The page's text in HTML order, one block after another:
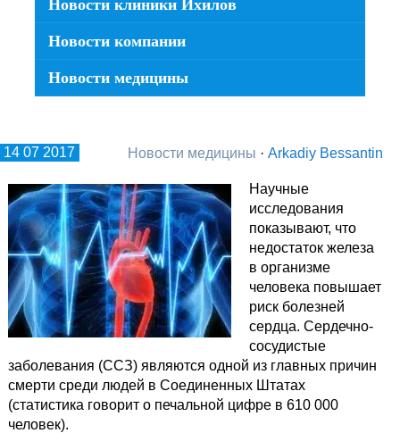
Новости клиники Ихилов
Новости компании
Новости медицины
14 07 2017 Новости медицины · Arkadiy Bessantin
Научные
исследования
показывают, что
недостаток железа
в организме
человека повышает
риск болезней
сердца. Сердечно-
сосудистые
заболевания (ССЗ) являются одной из главных причин
смерти среди людей в Соединенных Штатах
(статистика говорит о печальной цифре в 610 000
человек).